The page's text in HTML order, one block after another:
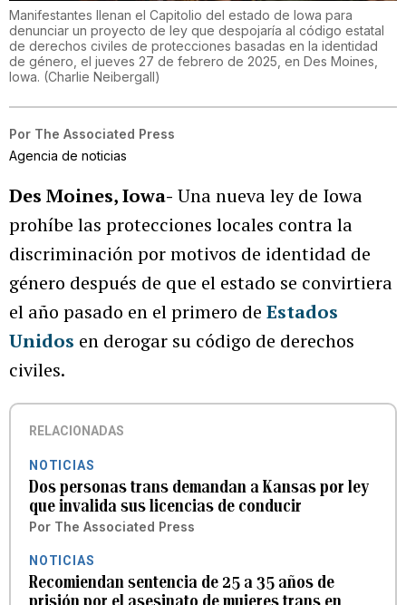
Manifestantes llenan el Capitolio del estado de Iowa para
denunciar un proyecto de ley que despojaría al código estatal
de derechos civiles de protecciones basadas en la identidad
de género, el jueves 27 de febrero de 2025, en Des Moines,
Iowa. (Charlie Neibergall)
Por The Associated Press
Agencia de noticias
Des Moines, Iowa- Una nueva ley de Iowa
prohíbe las protecciones locales contra la
discriminación por motivos de identidad de
género después de que el estado se convirtiera
el año pasado en el primero de Estados
Unidos en derogar su código de derechos
civiles.
RELACIONADAS
NOTICIAS
Dos personas trans demandan a Kansas por ley
que invalida sus licencias de conducir
Por The Associated Press
NOTICIAS
Recomiendan sentencia de 25 a 35 años de